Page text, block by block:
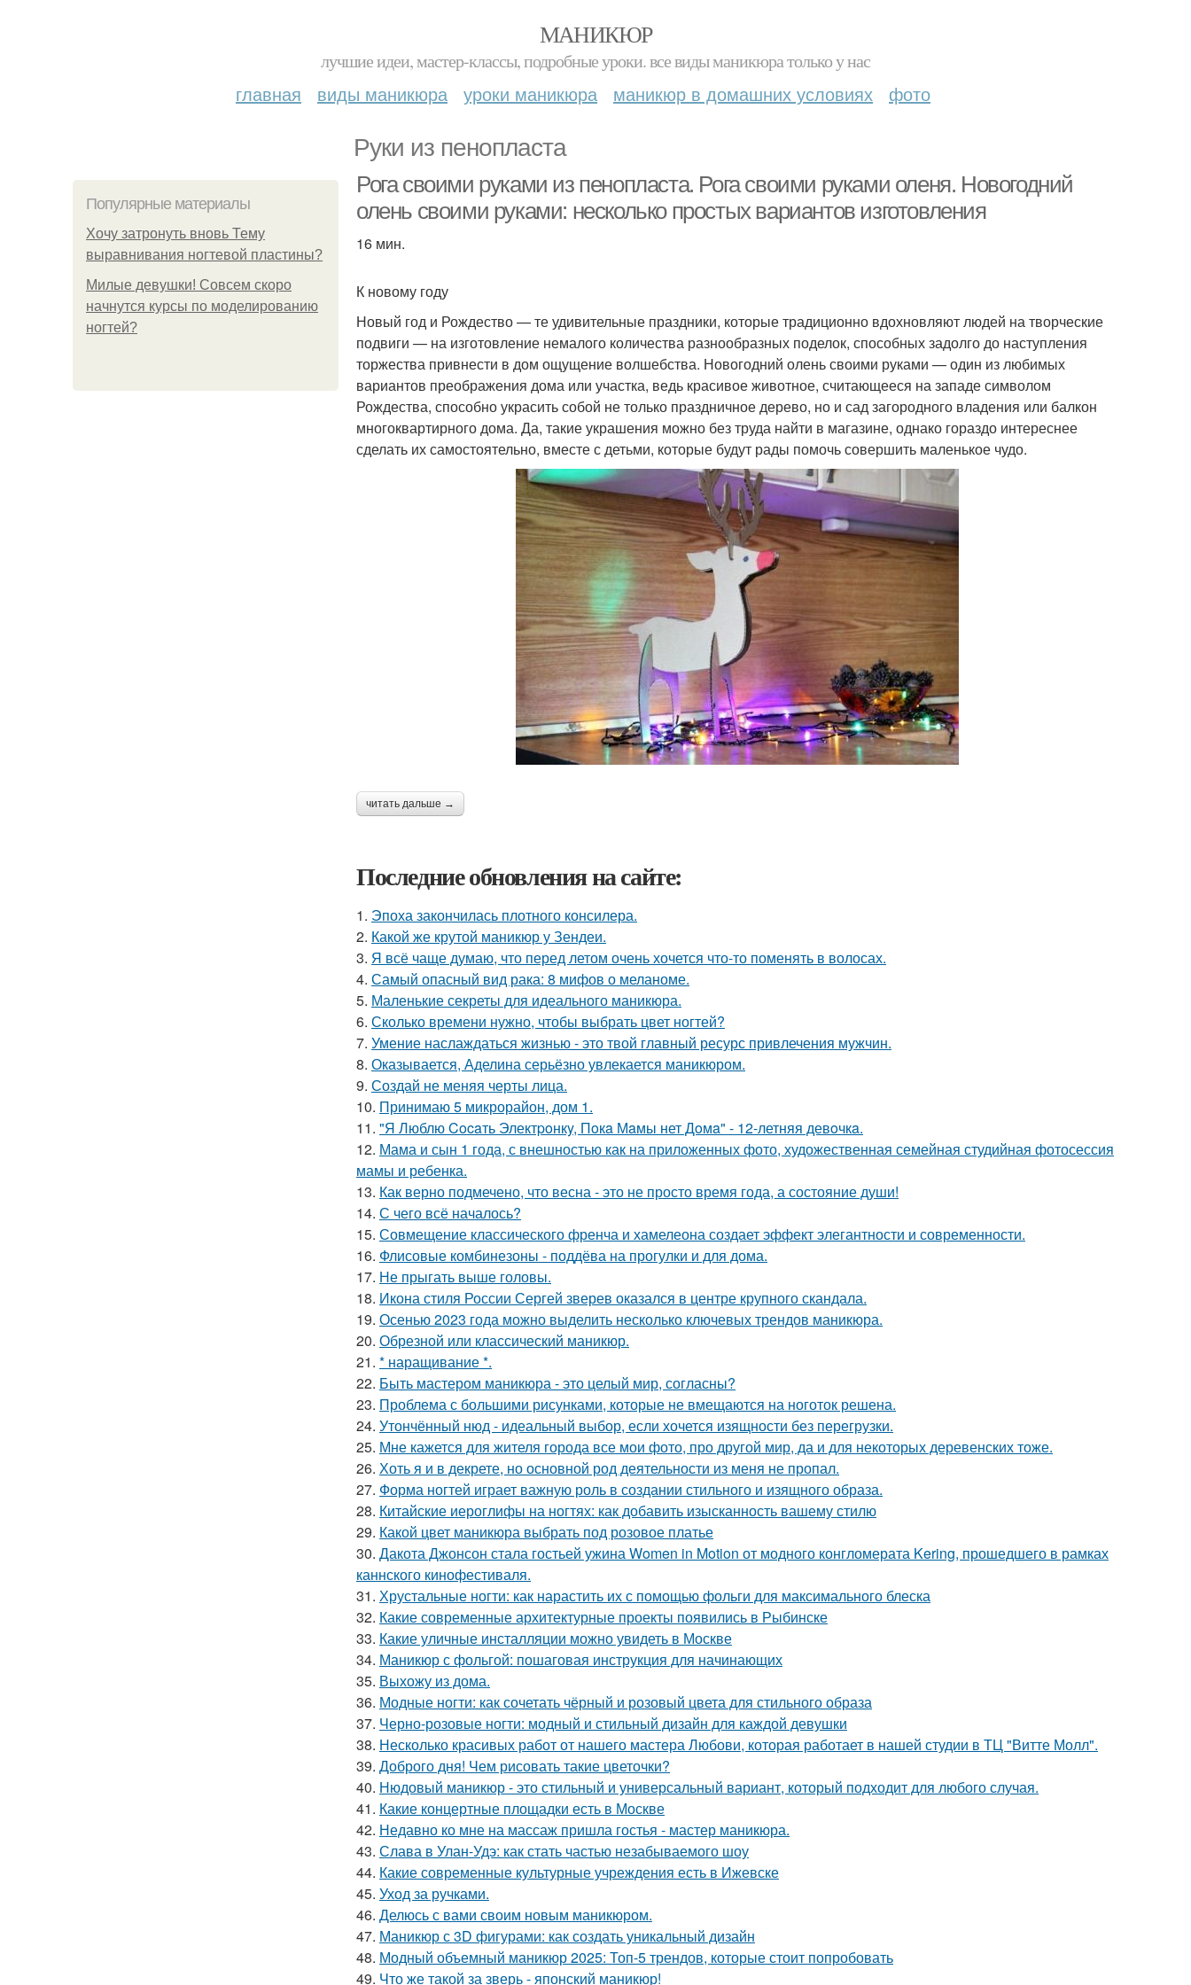
МАНИКЮР
лучшие идеи, мастер-классы, подробные уроки. все виды маникюра только у нас
главная виды маникюра уроки маникюра маникюр в домашних условиях фото
Руки из пенопласта
Популярные материалы
Хочу затронуть вновь Тему
выравнивания ногтевой пластины?
Милые девушки! Совсем скоро
начнутся курсы по моделированию
ногтей?
Рога своими руками из пенопласта. Рога своими руками оленя. Новогодний
олень своими руками: несколько простых вариантов изготовления
16 мин.
К новому году
Новый год и Рождество — те удивительные праздники, которые традиционно вдохновляют людей на творческие
подвиги — на изготовление немалого количества разнообразных поделок, способных задолго до наступления
торжества привнести в дом ощущение волшебства. Новогодний олень своими руками — один из любимых
вариантов преображения дома или участка, ведь красивое животное, считающееся на западе символом
Рождества, способно украсить собой не только праздничное дерево, но и сад загородного владения или балкон
многоквартирного дома. Да, такие украшения можно без труда найти в магазине, однако гораздо интереснее
сделать их самостоятельно, вместе с детьми, которые будут рады помочь совершить маленькое чудо.
читать дальше →
Последние обновления на сайте:
1. Эпоха закончилась плотного консилера.
2. Какой же крутой маникюр у Зендеи.
3. Я всё чаще думаю, что перед летом очень хочется что-то поменять в волосах.
4. Самый опасный вид рака: 8 мифов о меланоме.
5. Маленькие секреты для идеального маникюра.
6. Сколько времени нужно, чтобы выбрать цвет ногтей?
7. Умение наслаждаться жизнью - это твой главный ресурс привлечения мужчин.
8. Оказывается, Аделина серьёзно увлекается маникюром.
9. Создай не меняя черты лица.
10. Принимаю 5 микрорайон, дом 1.
11. "Я Люблю Cocaть Электpoнкy, Пoкa Мaмы нет Дoмa" - 12-летняя девoчкa.
12. Мама и сын 1 года, с внешностью как на приложенных фото, художественная семейная студийная фотосессия
мамы и ребенка.
13. Как верно подмечено, что весна - это не просто время года, а состояние души!
14. С чего всё началось?
15. Совмещение классического френча и хамелеона создает эффект элегантности и современности.
16. Флисовые комбинезоны - поддёва на прогулки и для дома.
17. Не прыгать выше головы.
18. Икона стиля России Сергей зверев оказался в центре крупного скандала.
19. Осенью 2023 года можно выделить несколько ключевых трендов маникюра.
20. Обрезной или классический маникюр.
21. * наращивание *.
22. Быть мастером маникюра - это целый мир, согласны?
23. Проблема с большими рисунками, которые не вмещаются на ноготок решена.
24. Утончённый нюд - идеальный выбор, если хочется изящности без перегрузки.
25. Мне кажется для жителя города все мои фото, про другой мир, да и для некоторых деревенских тоже.
26. Хоть я и в декрете, но основной род деятельности из меня не пропал.
27. Форма ногтей играет важную роль в создании стильного и изящного образа.
28. Китайские иероглифы на ногтях: как добавить изысканность вашему стилю
29. Какой цвет маникюра выбрать под розовое платье
30. Дакота Джонсон стала гостьей ужина Women in Motion от модного конгломерата Kering, прошедшего в рамках
каннского кинофестиваля.
31. Хрустальные ногти: как нарастить их с помощью фольги для максимального блеска
32. Какие современные архитектурные проекты появились в Рыбинске
33. Какие уличные инсталляции можно увидеть в Москве
34. Маникюр с фольгой: пошаговая инструкция для начинающих
35. Выхожу из дома.
36. Модные ногти: как сочетать чёрный и розовый цвета для стильного образа
37. Черно-розовые ногти: модный и стильный дизайн для каждой девушки
38. Несколько красивых работ от нашего мастера Любови, которая работает в нашей студии в ТЦ "Витте Молл".
39. Доброго дня! Чем рисовать такие цветочки?
40. Нюдовый маникюр - это стильный и универсальный вариант, который подходит для любого случая.
41. Какие концертные площадки есть в Москве
42. Недавно ко мне на массаж пришла гостья - мастер маникюра.
43. Слава в Улан-Удэ: как стать частью незабываемого шоу
44. Какие современные культурные учреждения есть в Ижевске
45. Уход за ручками.
46. Делюсь с вами своим новым маникюром.
47. Маникюр с 3D фигурами: как создать уникальный дизайн
48. Модный объемный маникюр 2025: Топ-5 трендов, которые стоит попробовать
49. Что же такой за зверь - японский маникюр!